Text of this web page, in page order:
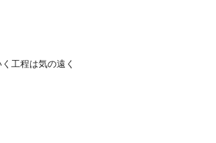
工程は気の遠く